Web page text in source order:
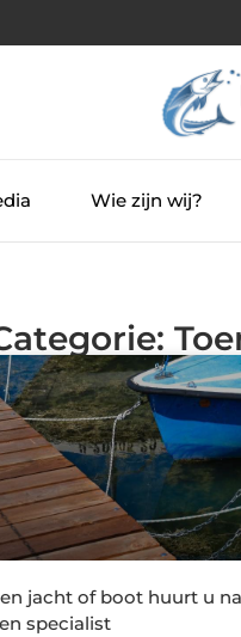
Wie zijn wij?
jacht of boot huurt u
specialist